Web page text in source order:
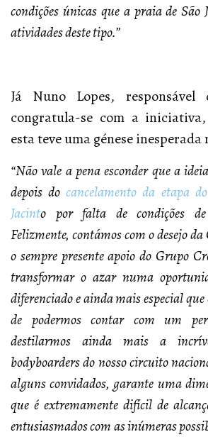
condições únicas que a praia de São
atividades deste tipo.”
Já Nuno Lopes,
congratula-se com a
esta teve uma génese inesperada
“Não vale a pena esconder que a
depois docancelamento da etapa
Jacinto por falta de condições
Felizmente, contámos com o desejo
o sempre presente apoio do Grupo
transformar o azar numa
diferenciado e ainda mais especial
de podermos contar com um
destilarmos ainda mais a
bodyboarders do nosso circuito
alguns convidados, garante uma
que é extremamente difícil de
entusiasmados com as inúmeras